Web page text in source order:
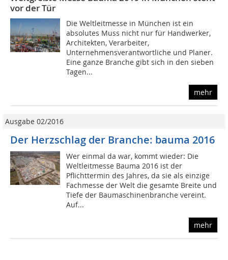
vor der Tür
Die Weltleitmesse in München ist ein
absolutes Muss nicht nur für Handwerker,
Architekten, Verarbeiter,
Unternehmensverantwortliche und Planer.
Eine ganze Branche gibt sich in den sieben
Tagen...
mehr
Ausgabe 02/2016
Der Herzschlag der Branche: bauma 2016
Wer einmal da war, kommt wieder: Die
Weltleitmesse Bauma 2016 ist der
Pflichttermin des Jahres, da sie als einzige
Fachmesse der Welt die gesamte Breite und
Tiefe der Baumaschinenbranche vereint.
Auf...
mehr